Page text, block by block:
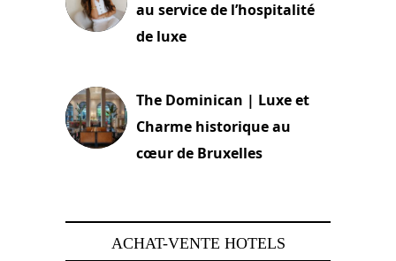
au service de l’hospitalité
de luxe
The Dominican | Luxe et
Charme historique au
cœur de Bruxelles
ACHAT-VENTE HOTELS